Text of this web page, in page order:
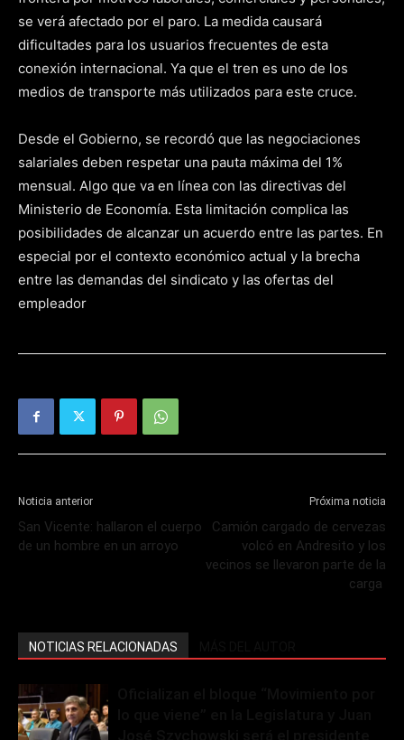
se verá afectado por el paro. La medida causará
dificultades para los usuarios frecuentes de esta
conexión internacional. Ya que el tren es uno de los
medios de transporte más utilizados para este cruce.
Desde el Gobierno, se recordó que las negociaciones
salariales deben respetar una pauta máxima del 1%
mensual. Algo que va en línea con las directivas del
Ministerio de Economía. Esta limitación complica las
posibilidades de alcanzar un acuerdo entre las partes. En
especial por el contexto económico actual y la brecha
entre las demandas del sindicato y las ofertas del
empleador
Noticia anterior
San Vicente: hallaron el cuerpo
de un hombre en un arroyo
Próxima noticia
Camión cargado de cervezas
volcó en Andresito y los
vecinos se llevaron parte de la
carga
NOTICIAS RELACIONADAS